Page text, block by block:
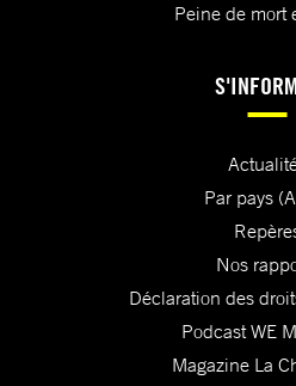
Peine de mort
Par pays
Nos
Déclaration des
Podcast WE
Magazine La